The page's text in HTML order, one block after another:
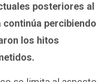
posteriores al
percibiendo
los hitos